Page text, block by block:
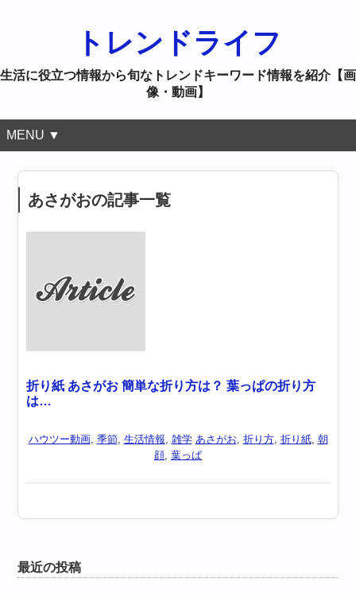
トレンドライフ
生活に役立つ情報から旬なトレンドキーワード情報を紹介【画
像・動画】
MENU ▼
あさがおの記事一覧
折り紙 あさがお 簡単な折り方は？ 葉っぱの折り方
は…
ハウツー動画, 季節, 生活情報, 雑学 あさがお, 折り方, 折り紙, 朝
顔, 葉っぱ
最近の投稿